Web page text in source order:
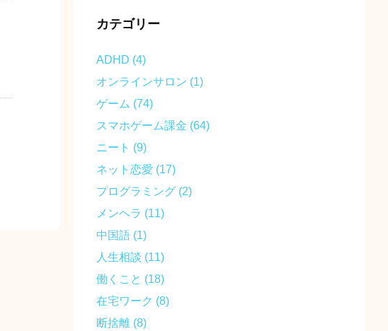
カテゴリー
ADHD (4)
オンラインサロン (1)
ゲーム (74)
スマホゲーム課金 (64)
ニート (9)
ネット恋愛 (17)
プログラミング (2)
メンヘラ (11)
中国語 (1)
人生相談 (11)
働くこと (18)
在宅ワーク (8)
断捨離 (8)